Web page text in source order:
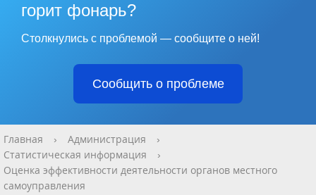
горит фонарь?
Столкнулись с проблемой — сообщите о ней!
Сообщить о проблеме
Главная › Администрация
›
Статистическая информация
›
Оценка эффективности деятельности органов местного
самоуправления